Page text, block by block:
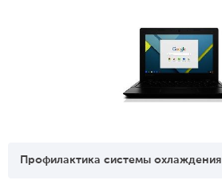
Профилактика системы охлаждения